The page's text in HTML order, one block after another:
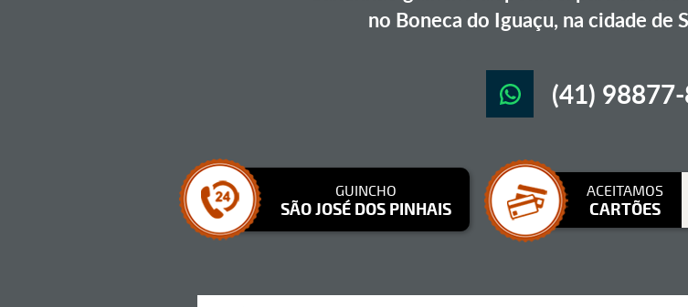
no Boneca do Iguaçu, na cidade de
(41)
GUINCHO
SÃO JOSÉ DOS PINHAIS
ACEITAMOS
CARTÕES